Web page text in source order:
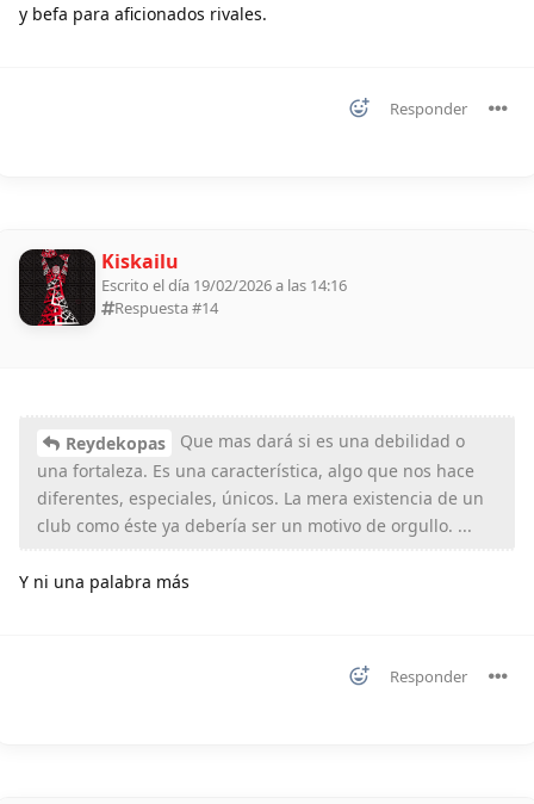
y befa para aficionados rivales.
Responder
Kiskailu
Escrito el día 19/02/2026 a las 14:16
Respuesta #14
Reydekopas
Que mas dará si es una debilidad o
una fortaleza. Es una característica, algo que nos hace
diferentes, especiales, únicos. La mera existencia de un
club como éste ya debería ser un motivo de orgullo. ...
Y ni una palabra más
Responder